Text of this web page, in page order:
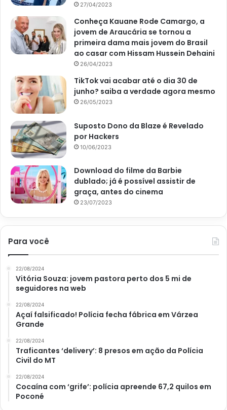
27/04/2023
Conheça Kauane Rode Camargo, a
jovem de Araucária se tornou a
primeira dama mais jovem do Brasil
ao casar com Hissam Hussein Dehaini
26/04/2023
TikTok vai acabar até o dia 30 de
junho? saiba a verdade agora mesmo
26/05/2023
Suposto Dono da Blaze é Revelado
por Hackers
10/06/2023
Download do filme da Barbie
dublado; já é possível assistir de
graça, antes do cinema
23/07/2023
Para você
22/08/2024
Vitória Souza: jovem pastora perto dos 5 mi de
seguidores na web
22/08/2024
Açaí falsificado! Polícia fecha fábrica em Várzea
Grande
22/08/2024
Traficantes ‘delivery’: 8 presos em ação da Polícia
Civil do MT
22/08/2024
Cocaína com ‘grife’: polícia apreende 67,2 quilos em
Poconé